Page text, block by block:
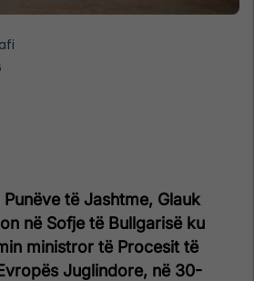
të Jashtme, Glauk
në Sofje të Bullgarisë ku
ministror të Procesit të
Juglindore, në 30-